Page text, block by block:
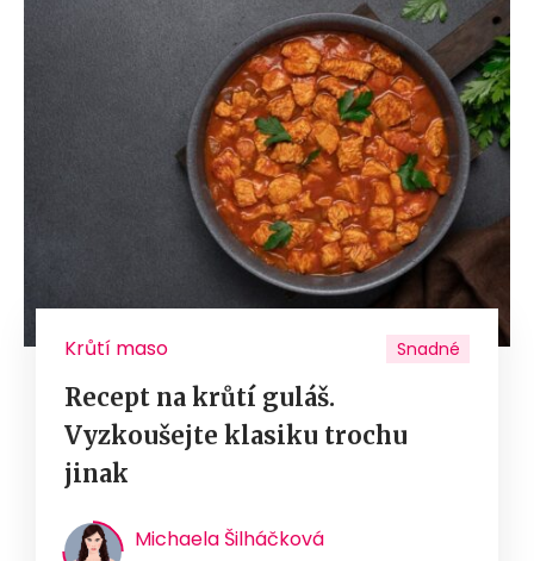
Krůtí maso Snadné
Recept na krůtí guláš.
Vyzkoušejte klasiku trochu
jinak
Michaela Šilháčková